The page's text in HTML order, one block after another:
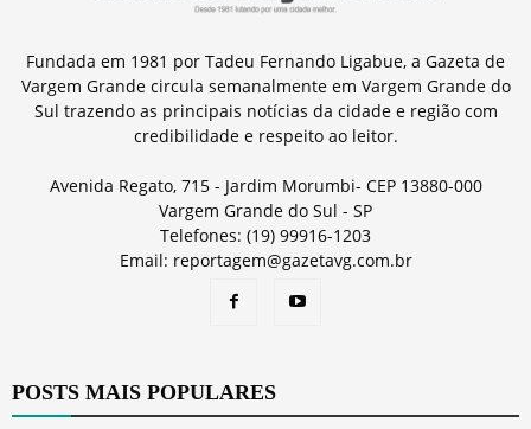
Fundada em 1981 por Tadeu Fernando Ligabue, a Gazeta de
Vargem Grande circula semanalmente em Vargem Grande do
Sul trazendo as principais notícias da cidade e região com
credibilidade e respeito ao leitor.
Avenida Regato, 715 - Jardim Morumbi- CEP 13880-000
Vargem Grande do Sul - SP
Telefones: (19) 99916-1203
Email: reportagem@gazetavg.com.br
POSTS MAIS POPULARES